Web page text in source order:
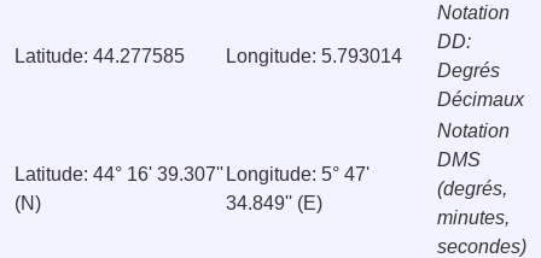
Latitude: 44.277585 Longitude: 5.793014
Notation
DD:
Degrés
Décimaux
Latitude: 44° 16' 39.307''
(N)
Longitude: 5° 47'
34.849'' (E)
Notation
DMS
(degrés,
minutes,
secondes)